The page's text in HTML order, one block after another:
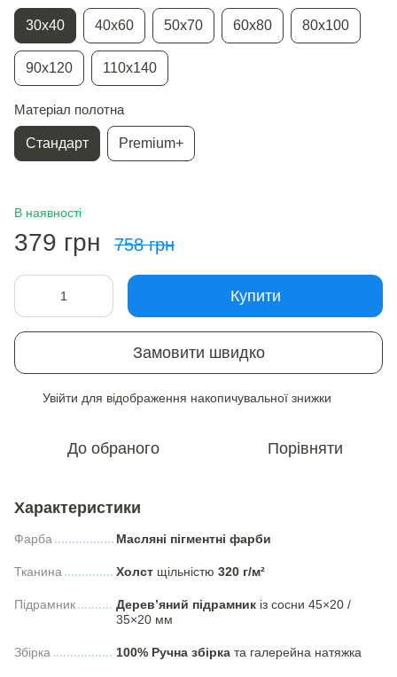
30х40 40х60 50х70 60х80 80х100
90х120 110х140
Матеріал полотна
Стандарт Premium+
В наявності
379 грн 758 грн
Купити
Замовити швидко
Увійти для відображення накопичувальної знижки
До обраного Порівняти
Характеристики
Фарба Масляні пігментні фарби
Тканина Холст щільністю 320 г/м²
Підрамник Дерев’яний підрамник із сосни 45×20 /
35×20 мм
Збірка 100% Ручна збірка та галерейна натяжка